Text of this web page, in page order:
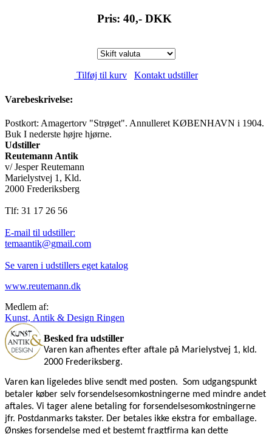
Pris: 40,- DKK
Tilføj til kurv Kontakt udstiller
Varebeskrivelse:
Postkort: Amagertorv "Strøget". Annulleret KØBENHAVN i 1904.
Buk I nederste højre hjørne.
Udstiller
Reutemann Antik
v/ Jesper Reutemann
Marielystvej 1, Kld.
2000 Frederiksberg
Tlf: 31 17 26 56
E-mail til udstiller:
temaantik@gmail.com
Se varen i udstillers eget katalog
www.reutemann.dk
Medlem af:
Kunst, Antik & Design Ringen
Besked fra udstiller
Varen kan afhentes efter aftale på Marielystvej 1, kld.
2000 Frederiksberg.
Varen kan ligeledes blive sendt med posten. Som udgangspunkt
betaler køber selv forsendelsesomkostningerne med mindre andet
aftales. Vi tager alene betaling for forsendelsesomkostningerne
jfr. Postdanmarks takster. Der betales ikke ekstra for emballage.
Ønskes forsendelse med et bestemt fragtfirma kan dette